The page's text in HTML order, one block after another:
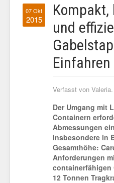
07 Okt
2015
und
Verfasst von Valeria.
Der Umgang mit
Containern
Abmessungen
insbesondere in
Gesamthöhe:
Anforderungen
containerfähigen
12 Tonnen